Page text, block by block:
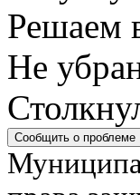
Решаем
Не
Сообщить о проблеме